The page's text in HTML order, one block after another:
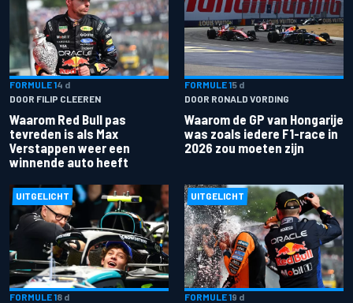
FORMULE 14 d
DOOR FILIP CLEEREN
Waarom Red Bull pas
tevreden is als Max
Verstappen weer een
winnende auto heeft
FORMULE 15 d
DOOR RONALD VORDING
Waarom de GP van Hongarije
was zoals iedere F1-race in
2026 zou moeten zijn
UITGELICHT
FORMULE 18 d
UITGELICHT
FORMULE 19 d